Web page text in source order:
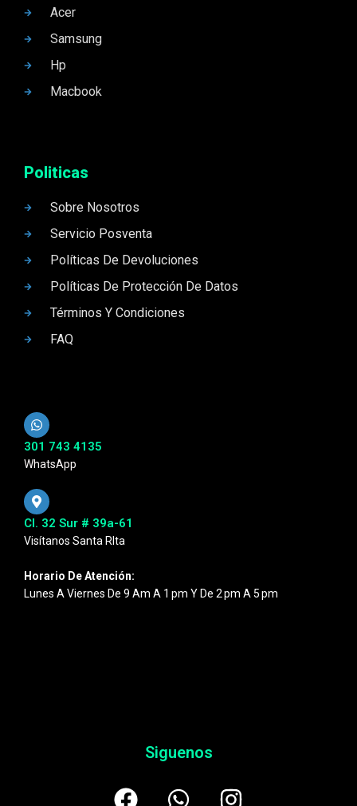
Acer
Samsung
Hp
Macbook
Politicas
Sobre Nosotros
Servicio Posventa
Políticas De Devoluciones
Políticas De Protección De Datos
Términos Y Condiciones
FAQ
301 743 4135
WhatsApp
Cl. 32 Sur # 39a-61
Visítanos Santa RIta
Horario De Atención:
Lunes A Viernes De 9 Am A 1 Pm Y De 2 Pm A 5 Pm
Siguenos